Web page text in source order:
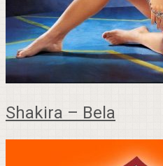
Shakira – Bela